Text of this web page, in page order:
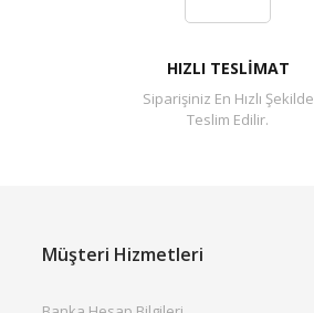
HIZLI TESLİMAT
Siparişiniz En Hızlı Şekilde
Teslim Edilir.
Müşteri Hizmetleri